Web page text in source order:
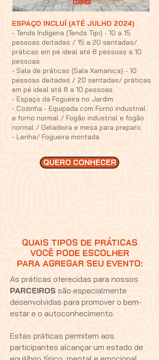
ESPAÇO INCLUÍ (ATÉ JULHO 2024)
- Tenda Indígena (Tenda Tipi) - 10 a 15
pessoas deitadas / 15 a 20 sentadas/
práticas em pé ideal até 8 pessoas a 10
pessoas
- Sala de práticas (Sala Xamanica) - 10
pessoas deitadas / 20 sentadas/ práticas
em pé ideal até 8 a 10 pessoas..
- Espaço da Fogueira no Jardim
- Cozinha - Equipada com Forno industrial
e forno normal / Fogão industrial e fogão
normal / Geladeira e mesa para preparo.
- Lenha/ Fogueira montada
QUERO CONHECER
QUAIS TIPOS DE PRÁTICAS
VOCÊ PODE ESCOLHER
PARA AGREGAR SEU EVENTO:
As práticas oferecidas para nossos
PARCEIROS são especialmente
desenvolvidas para promover o bem-
estar e o autoconhecimento.
Estas práticas permitem aos
participantes alcançar um estado de